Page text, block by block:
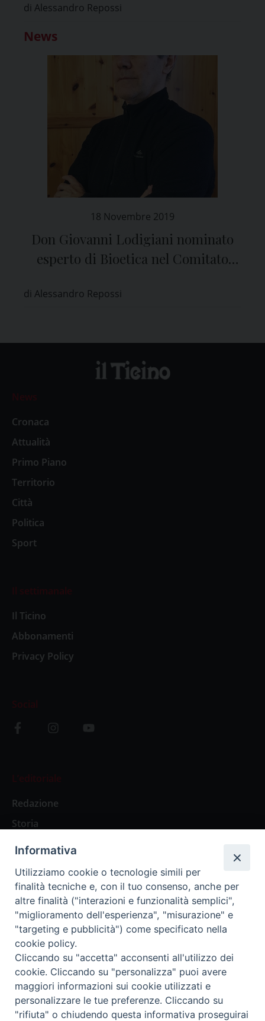
di Alessandro Repossi
News
18 Novembre 2019
Don Giovanni Lodigiani nominato
esperto di Bioetica nel Comitato
di Alessandro Repossi
News
Cronaca
Attualità
Primo Piano
Territorio
Città
Politica
Sport
Il settimanale
Il Ticino
Abbonamenti
Privacy Policy
Social
L’editoriale
Redazione
Storia
Abbonamenti
Abbonamento Annuale Digitale
Abbonamento Annuale Cartaceo
Abbonamento Singola Copia Digitale
Redazione: Pavia, Piazza Duomo 11 - tel. 0382.24736 -
Informativa
Utilizziamo cookie o tecnologie simili per
finalità tecniche e, con il tuo consenso, anche per
altre finalità ("interazioni e funzionalità semplici",
"miglioramento dell'esperienza", "misurazione" e
"targeting e pubblicità") come specificato nella
cookie policy.
Cliccando su "accetta" acconsenti all'utilizzo dei
cookie. Cliccando su "personalizza" puoi avere
maggiori informazioni sui cookie utilizzati e
personalizzare le tue preferenze. Cliccando su
"rifiuta" o chiudendo questa informativa proseguirai